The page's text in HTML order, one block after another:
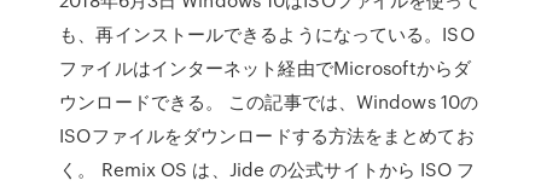
も、再インストールできるようになっている。ISO
ファイルはインターネット経由でMicrosoftからダ
ウンロードできる。 この記事では、Windows 10の
ISOファイルをダウンロードする方法をまとめてお
く。 Remix OS は、Jide の公式サイトから ISO フ